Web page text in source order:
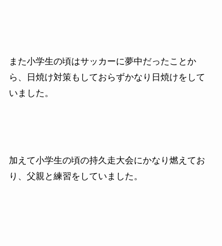
また小学生の頃はサッカーに夢中だったことか
ら、日焼け対策もしておらずかなり日焼けをして
いました。
加えて小学生の頃の持久走大会にかなり燃えてお
り、父親と練習をしていました。